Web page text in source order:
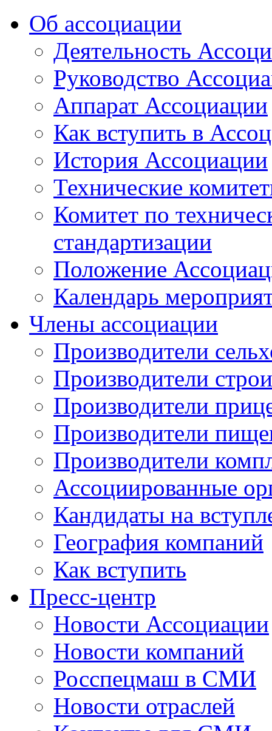
Об ассоциации
Деятельность
Руководство
Аппарат Ассоциации
Как вступить в
История Ассоциации
Технические
Комитет по
стандартизации
Положение
Календарь
Члены ассоциации
Производители
Производители
Производители
Производители
Производители
Ассоциированные
Кандидаты на
География компаний
Как вступить
Пресс-центр
Новости Ассоциации
Новости компаний
Росспецмаш в СМИ
Новости отраслей